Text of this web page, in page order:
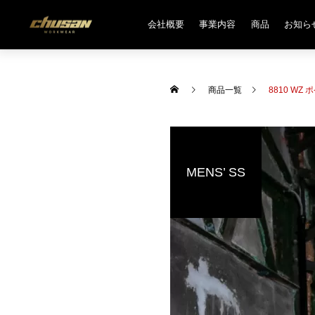
会社概要 事業内容 商品 お知ら
商品一覧 8810 WZ
MENS’ SS